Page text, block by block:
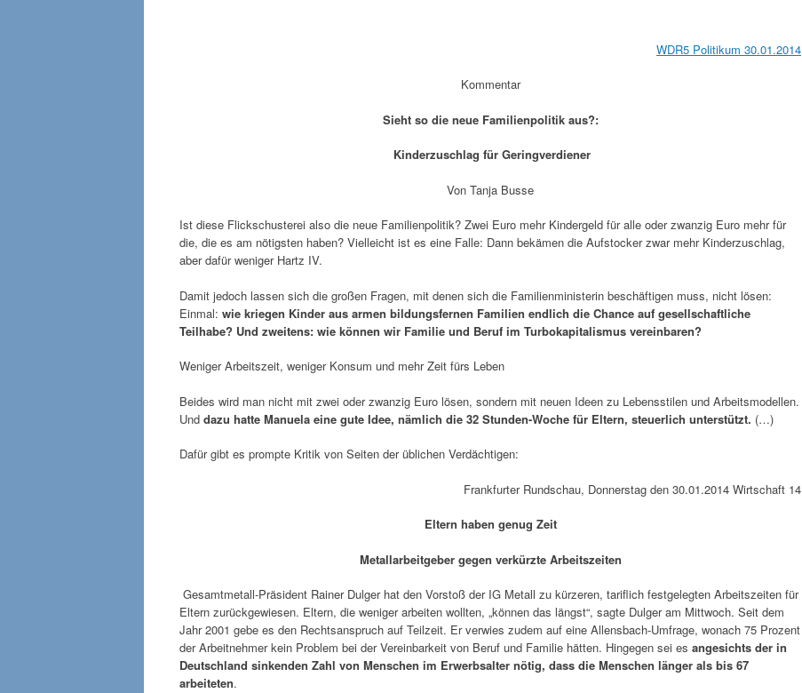
WDR5 Politikum 30.01.2014
Kommentar
Sieht so die neue Familienpolitik aus?:
Kinderzuschlag für Geringverdiener
Von Tanja Busse
Ist diese Flickschusterei also die neue Familienpolitik? Zwei Euro mehr Kindergeld für alle oder zwanzig Euro mehr für
die, die es am nötigsten haben? Vielleicht ist es eine Falle: Dann bekämen die Aufstocker zwar mehr Kinderzuschlag,
aber dafür weniger Hartz IV.
Damit jedoch lassen sich die großen Fragen, mit denen sich die Familienministerin beschäftigen muss, nicht lösen:
Einmal: wie kriegen Kinder aus armen bildungsfernen Familien endlich die Chance auf gesellschaftliche
Teilhabe? Und zweitens: wie können wir Familie und Beruf im Turbokapitalismus vereinbaren?
Weniger Arbeitszeit, weniger Konsum und mehr Zeit fürs Leben
Beides wird man nicht mit zwei oder zwanzig Euro lösen, sondern mit neuen Ideen zu Lebensstilen und Arbeitsmodellen.
Und dazu hatte Manuela eine gute Idee, nämlich die 32 Stunden-Woche für Eltern, steuerlich unterstützt. (…)
Dafür gibt es prompte Kritik von Seiten der üblichen Verdächtigen:
Frankfurter Rundschau, Donnerstag den 30.01.2014 Wirtschaft 14
Eltern haben genug Zeit
Metallarbeitgeber gegen verkürzte Arbeitszeiten
Gesamtmetall-Präsident Rainer Dulger hat den Vorstoß der IG Metall zu kürzeren, tariflich festgelegten Arbeitszeiten für
Eltern zurückgewiesen. Eltern, die weniger arbeiten wollten, „können das längst“, sagte Dulger am Mittwoch. Seit dem
Jahr 2001 gebe es den Rechtsanspruch auf Teilzeit. Er verwies zudem auf eine Allensbach-Umfrage, wonach 75 Prozent
der Arbeitnehmer kein Problem bei der Vereinbarkeit von Beruf und Familie hätten. Hingegen sei es angesichts der in
Deutschland sinkenden Zahl von Menschen im Erwerbsalter nötig, dass die Menschen länger als bis 67
arbeiteten.